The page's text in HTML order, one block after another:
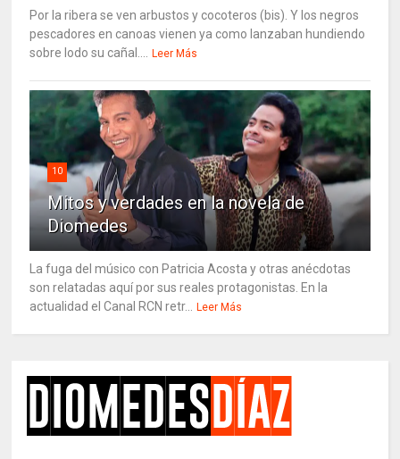
Por la ribera se ven arbustos y cocoteros (bis). Y los negros
pescadores en canoas vienen ya como lanzaban hundiendo
sobre lodo su cañal....
Leer Más
10
Mitos y verdades en la novela de
Diomedes
La fuga del músico con Patricia Acosta y otras anécdotas
son relatadas aquí por sus reales protagonistas. En la
actualidad el Canal RCN retr...
Leer Más